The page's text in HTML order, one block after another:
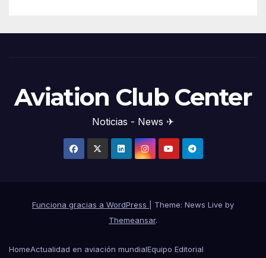
Aviation Club Center
Noticias - News ✈
Funciona gracias a WordPress
Theme: News Live by
Themeansar.
HomeActualidad en aviación mundialEquipo Editorial